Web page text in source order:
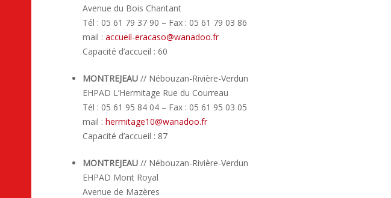
Avenue du Bois Chantant
Tél : 05 61 79 37 90 – Fax : 05 61 79 03 86
mail : accueil-eracaso@wanadoo.fr
Capacité d’accueil : 60
MONTREJEAU // Nébouzan-Rivière-Verdun
EHPAD L’Hermitage Rue du Courreau
Tél : 05 61 95 84 04 – Fax : 05 61 95 03 05
mail : hermitage10@wanadoo.fr
Capacité d’accueil : 87
MONTREJEAU // Nébouzan-Rivière-Verdun
EHPAD Mont Royal
Avenue de Mazères